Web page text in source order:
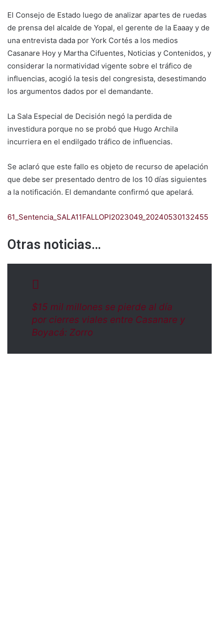
El Consejo de Estado luego de analizar apartes de ruedas
de prensa del alcalde de Yopal, el gerente de la Eaaay y de
una entrevista dada por York Cortés a los medios
Casanare Hoy y Martha Cifuentes, Noticias y Contenidos, y
considerar la normatividad vigente sobre el tráfico de
influencias, acogió la tesis del congresista, desestimando
los argumentos dados por el demandante.
La Sala Especial de Decisión negó la perdida de
investidura porque no se probó que Hugo Archila
incurriera en el endilgado tráfico de influencias.
Se aclaró que este fallo es objeto de recurso de apelación
que debe ser presentado dentro de los 10 días siguientes
a la notificación. El demandante confirmó que apelará.
61_Sentencia_SALA11FALLOPI2023049_20240530132455
Otras noticias…
$15 mil millones se pierde al día
por cierres viales entre Casanare y
Boyacá: Zorro